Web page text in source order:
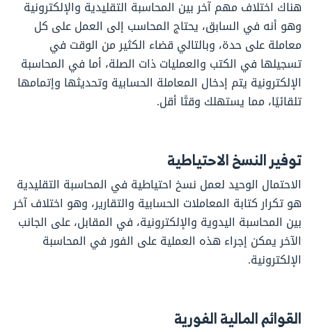
هناك اختلاف مهم آخر بين المحاسبة التقليدية والإلكترونية
وهو أنه في السابق، يحتاج المحاسب إلى العمل على كل
معاملة على حدة، وبالتالي قضاء الكثير من الوقت في
تسجيلها في الكتب والعمليات ذات الصلة، أما في المحاسبة
الإلكترونية يتم إدخال المعاملة الحسابية وتحديثها وإتمامها
تلقائيًا، مما يستهلك وقتًا أقل.
توفير النسخ الاحتياطية
الاحتمال الوحيد لعمل نسخ احتياطية في المحاسبة التقليدية
هو تكرار كتابة المعاملات الحسابية والتقارير، وهو اختلاف آخر
بين المحاسبة اليدوية والإلكترونية، في المقابل، على الجانب
الآخر يمكن إجراء هذه العملية على الفور في المحاسبة
الإلكترونية.
القوائم المالية الفورية